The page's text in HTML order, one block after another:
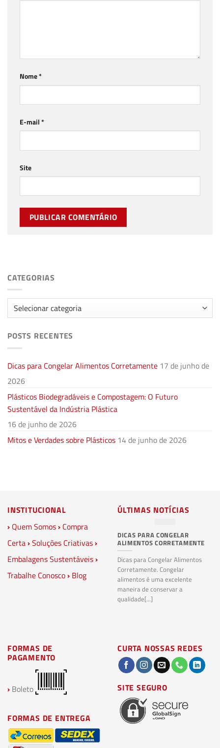
Nome*
E-mail*
Site
CATEGORIAS
Categorias
POSTS RECENTES
Dicas para Congelar Alimentos Corretamente 17 de junho de
2026
Plásticos Biodegradáveis e Compostagem: O Futuro
Sustentável da Indústria Plástica
16 de junho de 2026
Mitos e Verdades sobre Plásticos 14 de junho de 2026
INSTITUCIONAL
› Quem Somos› Compra
Certa›Soluções Criativas›
Embalagens Sustentáveis›
Trabalhe Conosco› Blog
ÚLTIMAS NOTÍCIAS
DICAS PARA CONGELAR
ALIMENTOS CORRETAMENTE
Dicas para Congelar Alimentos
Corretamente. Congelar
alimentos é uma excelente
maneira de conservar a
qualidade[...]
FORMAS DE
PAGAMENTO
› Boleto
FORMAS DE ENTREGA
CURTA NOSSAS REDES
SITE SEGURO